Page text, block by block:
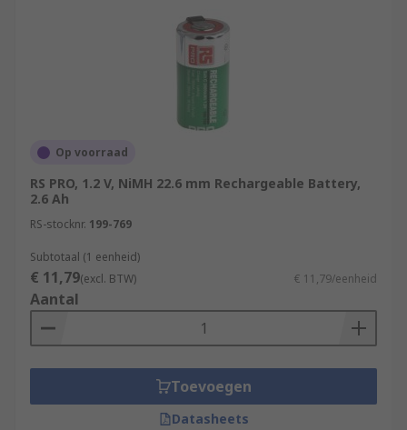
Op voorraad
RS PRO, 1.2 V, NiMH 22.6 mm Rechargeable Battery,
2.6 Ah
RS-stocknr. 199-769
Subtotaal (1 eenheid)
€ 11,79(excl. BTW) € 11,79/eenheid
Aantal
Toevoegen
Datasheets